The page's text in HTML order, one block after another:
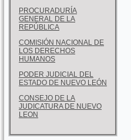
PROCURADURÍA
GENERAL DE LA
REPÚBLICA
COMISIÓN NACIONAL DE
LOS DERECHOS
HUMANOS
PODER JUDICIAL DEL
ESTADO DE NUEVO LEÓN
CONSEJO DE LA
JUDICATURA DE NUEVO
LEON